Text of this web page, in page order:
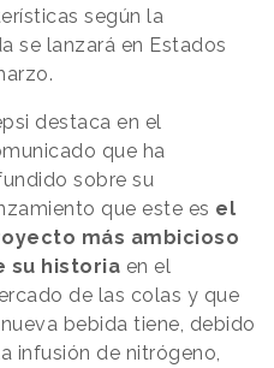
según la
se lanzará en Estados
destaca en el
que ha
sobre su
que este es el
más ambicioso
su historia en el
de las colas y que
bebida tiene, debido
infusión de nitrógeno,